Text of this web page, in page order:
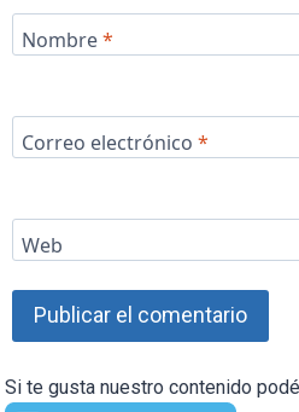
Nombre*
Correo electrónico *
Web
Si te gusta nuestro contenido